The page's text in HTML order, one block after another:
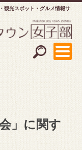
観光スポット・グルメ情報サ
」に関す